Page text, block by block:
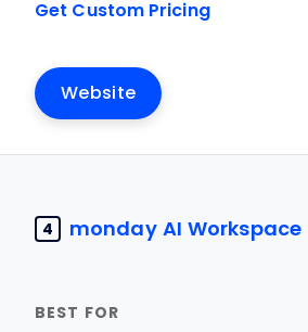
Get Custom Pricing
Website
4 monday AI Workspace